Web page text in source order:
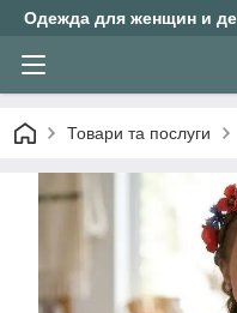
Одежда для женщин и
Товари та послуги